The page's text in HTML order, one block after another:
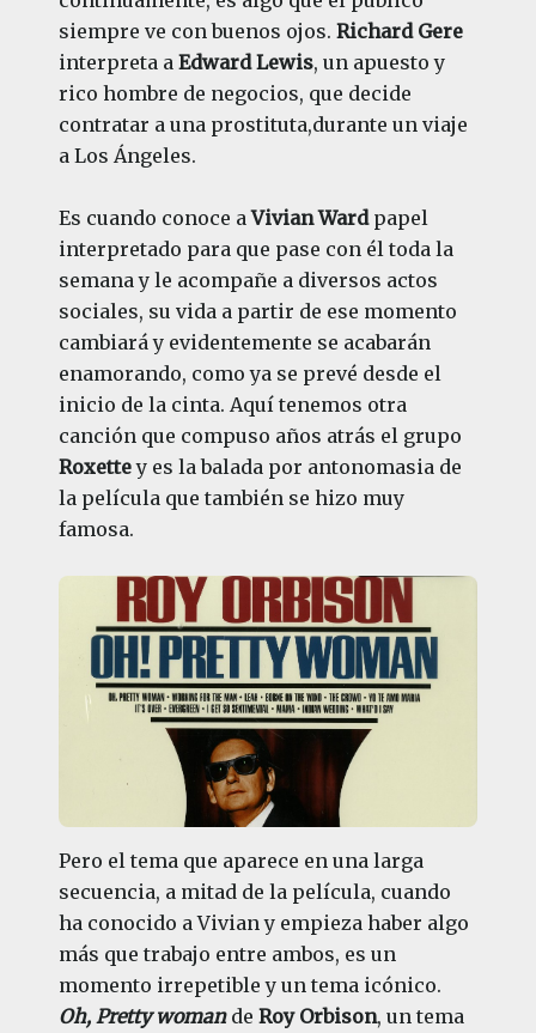
siempre ve con buenos ojos. Richard Gere
interpreta a Edward Lewis, un apuesto y
rico hombre de negocios, que decide
contratar a una prostituta,durante un viaje
a Los Ángeles.
Es cuando conoce aVivian Wardpapel
interpretado para que pase con él toda la
semana y le acompañe a diversos actos
sociales, su vida a partir de ese momento
cambiará y evidentemente se acabarán
enamorando, como ya se prevé desde el
inicio de la cinta. Aquí tenemos otra
canción que compuso años atrás el grupo
Roxettey es la balada por antonomasia de
la película que también se hizo muy
famosa.
Pero el tema que aparece en una larga
secuencia, a mitad de la película, cuando
ha conocido a Vivian y empieza haber algo
más que trabajo entre ambos, es un
momento irrepetible y un tema icónico.
Oh, Pretty womande Roy Orbison, un tema